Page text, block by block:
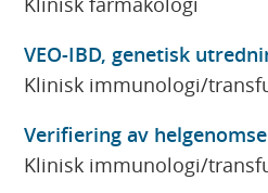
VEO-IBD, genetisk
Klinisk immunologi/
Verifiering av
Klinisk immunologi/